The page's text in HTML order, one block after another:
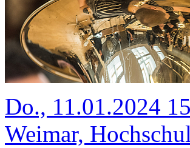
Do., 11.01.2024
Weimar,